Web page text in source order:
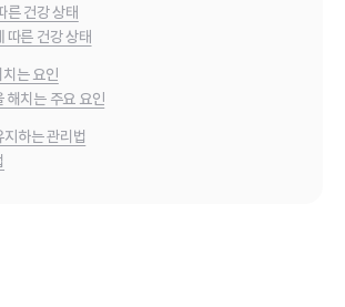
른 건강 상태
따른 건강 상태
는 요인
해치는 주요 요인
지하는 관리법